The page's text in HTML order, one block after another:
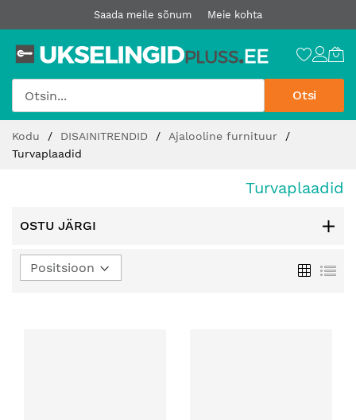
Saada meile sõnum Meie kohta
Otsi
sisu
juurde
Kodu DISAINITRENDID
Ajalooline furnituur
Turvaplaadid
Turvaplaadid
OSTU JÄRGI